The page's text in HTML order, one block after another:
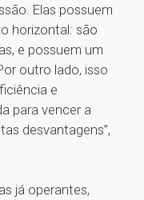
Elas possuem
horizontal: são
e possuem um
outro lado, isso
e
para vencer a
desvantagens”,
já operantes,